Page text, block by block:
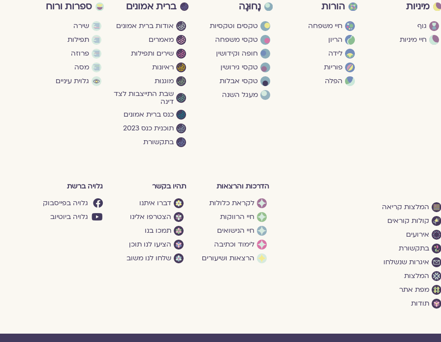
מיניות
גוף
חיי מיניות
הורות
חיי משפחה
הריון
לידה
פוריות
הפלה
נָחוּגָה
טקסים וטקסיות
טקסי משפחה
חופה וקידושין
טקסי גירושין
טקסי אבלות
מעגל השנה
ברית אמונים
אודות ברית אמונים
מאמרים
שירים ותפילות
ראיונות
מוגנוּת
שבת התייצבות לצד
דינה
כנס ברית אמונים
תוכנית כנס 2023
בתקשורת
ספרות ורוח
שירה
תפילות
פרוזה
מסה
גלוית עיניים
המלצות קריאה
קולות קוראים
אירועים
בתקשורת
איגרות שנשלחו
המלצות
מפת אתר
תודות
הדרכות והרצאות
לקראת כלולות
חיי הרווקות
חיי הנישואים
לימוד וכתיבה
הרצאות ושיעורים
תהיו בקשר
דברו איתנו
הצטרפו אלינו
תמכו בנו
הציעו לנו תוכן
שלחו לנו משוב
גלויה ברשת
גלויה בפייסבוק
גלויה ביוטיוב